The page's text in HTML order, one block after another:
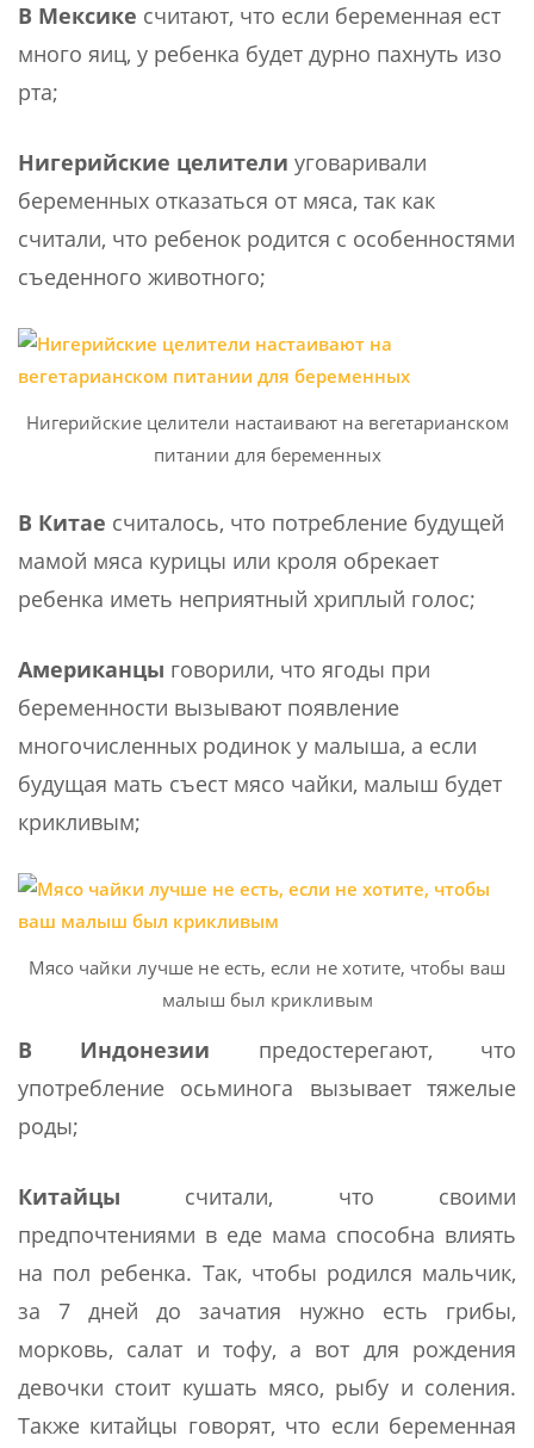
В Мексике считают, что если беременная ест
много яиц, у ребенка будет дурно пахнуть изо
рта;
Нигерийские целители уговаривали
беременных отказаться от мяса, так как
считали, что ребенок родится с особенностями
съеденного животного;
Нигерийские целители настаивают на вегетарианском
питании для беременных
В Китае считалось, что потребление будущей
мамой мяса курицы или кроля обрекает
ребенка иметь неприятный хриплый голос;
Американцы говорили, что ягоды при
беременности вызывают появление
многочисленных родинок у малыша, а если
будущая мать съест мясо чайки, малыш будет
крикливым;
Мясо чайки лучше не есть, если не хотите, чтобы ваш
малыш был крикливым
В Индонезии предостерегают, что
употребление осьминога вызывает тяжелые
роды;
Китайцы считали, что своими
предпочтениями в еде мама способна влиять
на пол ребенка. Так, чтобы родился мальчик,
за 7 дней до зачатия нужно есть грибы,
морковь, салат и тофу, а вот для рождения
девочки стоит кушать мясо, рыбу и соления.
Также китайцы говорят, что если беременная